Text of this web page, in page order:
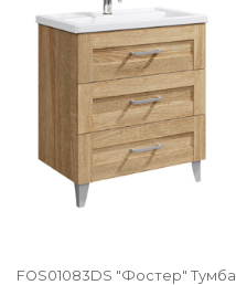
FOS01083DS "Фостер" Тумба